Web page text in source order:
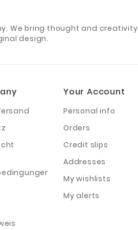
We bring thought and
design.
Your Account
Personal info
Orders
Credit slips
Addresses
My wishlists
My alerts